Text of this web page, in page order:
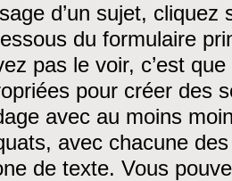
d’un sujet, cliquez
du formulaire
pas le voir, c’est
pour créer des
avec au moins
avec chacune
de texte. Vous